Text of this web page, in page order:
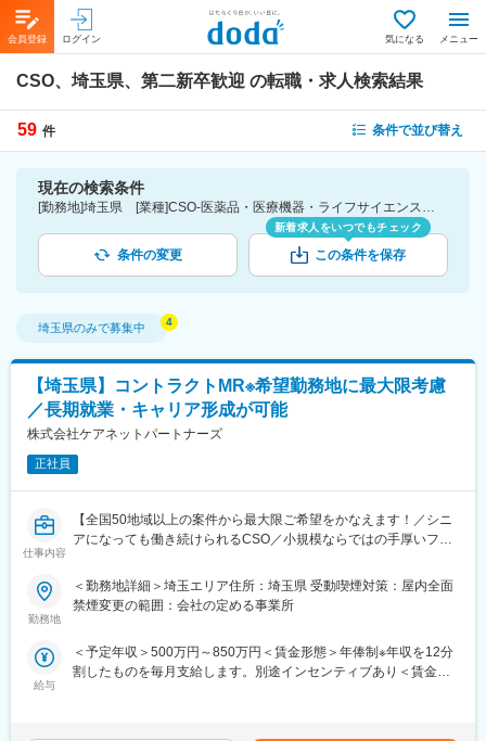
会員登録 ログイン 気になる メニュー
CSO、埼玉県、第二新卒歓迎 の転職・求人検索結果
59 件 条件で並び替え
現在の検索条件
[勤務地]埼玉県 [業種]CSO-医薬品・医療機器・ライフサイエンス・医療系サービス [詳細条件](募集・採用情報)第二新卒歓迎
条件の変更
新着求人をいつでもチェック
この条件を保存
埼玉県のみで募集中
【埼玉県】コントラクトMR※希望勤務地に最大限考慮
／長期就業・キャリア形成が可能
株式会社ケアネットパートナーズ
正社員
仕事内容
【全国50地域以上の案件から最大限ご希望をかなえます！／シニ
アになっても働き続けられるCSO／小規模ならではの手厚いフォ
■業務内容
PJT期間は1年～3年で、MRの資格・経験をお持ちの方であればご
活躍いただけます。
勤務地
＜勤務地詳細＞埼玉エリア住所：埼玉県 受動喫煙対策：屋内全面
禁煙変更の範囲：会社の定める事業所
給与
＜予定年収＞500万円～850万円＜賃金形態＞年俸制※年収を12分
割したものを毎月支給します。別途インセンティブあり＜賃金内